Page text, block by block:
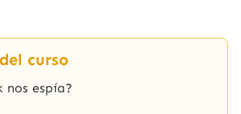
curso
nos espía?